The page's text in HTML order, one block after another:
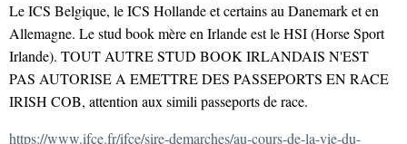
Le ICS Belgique, le ICS Hollande et certains au Danemark et en
Allemagne. Le stud book mère en Irlande est le HSI (Horse Sport
Irlande). TOUT AUTRE STUD BOOK IRLANDAIS N'EST
PAS AUTORISE A EMETTRE DES PASSEPORTS EN RACE
IRISH COB, attention aux simili passeports de race.
https://www.ifce.fr/ifce/sire-demarches/au-cours-de-la-vie-du-